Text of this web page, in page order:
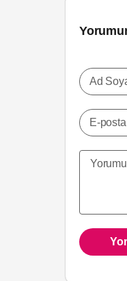
Ad
E-posta